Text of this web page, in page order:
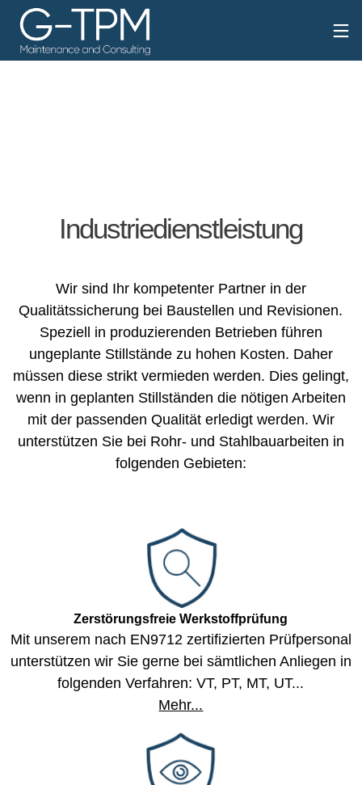
Industriedienstleistung
Wir sind Ihr kompetenter Partner in der
Qualitätssicherung bei Baustellen und Revisionen.
Speziell in produzierenden Betrieben führen
ungeplante Stillstände zu hohen Kosten. Daher
müssen diese strikt vermieden werden. Dies gelingt,
wenn in geplanten Stillständen die nötigen Arbeiten
mit der passenden Qualität erledigt werden. Wir
unterstützen Sie bei Rohr- und Stahlbauarbeiten in
folgenden Gebieten:
Zerstörungsfreie Werkstoffprüfung
Mit unserem nach EN9712 zertifizierten Prüfpersonal
unterstützen wir Sie gerne bei sämtlichen Anliegen in
folgenden Verfahren:VT, PT, MT, UT...
Mehr...